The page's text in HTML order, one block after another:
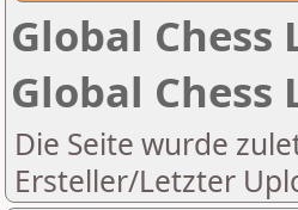
Global Chess
Global Chess
Die Seite wurde
Ersteller/Letzter